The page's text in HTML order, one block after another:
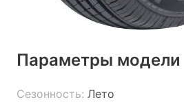
Параметры модели
Сезонность: Лето